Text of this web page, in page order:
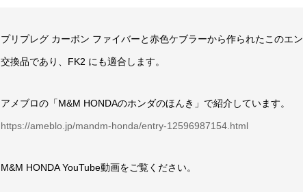
プリプレグ カーボン ファイバーと赤色ケブラーから作られたこのエ
交換品であり、FK2 にも適合します。
アメブロの「M&M HONDAのホンダのほんき」で紹介しています。
https://ameblo.jp/mandm-honda/entry-12596987154.html
M&M HONDA YouTube動画をご覧ください。